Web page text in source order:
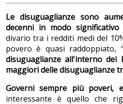
Le disuguaglianze sono
decenni in modo
divario tra i redditi medi del
povero è quasi raddoppiato,
disuguaglianze all'interno dei
maggiori delle disuguaglianze
Governi sempre più poveri,
interessante è quello che